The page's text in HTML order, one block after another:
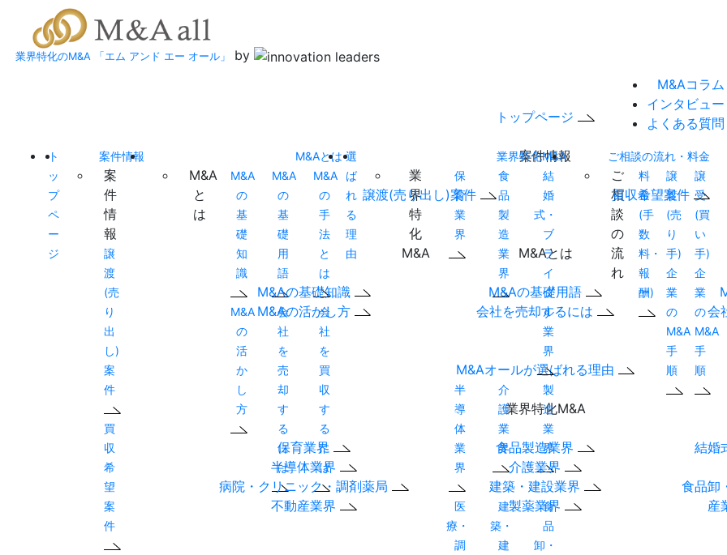
業界特化のM&A 「エム アンド エー オール」
by
M&Aコラム
インタビュー
よくある質問
ト
ッ
プ
ペ
ー
ジ
案件情報
案
件
情
報
譲
渡
(売
り
出
し)
案
件
買
収
希
望
案
件
M&Aとは
M&A
と
は
M&A
の
基
礎
知
識
M&A
の
基
礎
用
語
M&A
の
手
法
と
は
M&A
の
活
か
し
方
会
社
を
売
却
す
る
に
は
会
社
を
買
収
す
る
に
は
選
ば
れ
る
理
由
業界特化M&A
業
界
特
化
M&A
保
育
業
界
食
品
製
造
業
界
結
婚
式・
ブ
ラ
イ
ダ
ル
業
界
半
導
体
業
界
介
護
業
界
製
造
業
界
医
療・
調
建
築・
建
食
品
卸・
ご相談の流れ・料金
ご
相
談
の
流
れ
料
金
(手
数
料・
報
酬)
譲
渡
(売
り
手)
企
業
の
M&A
手
順
譲
受
(買
い
手)
企
業
の
M&A
手
順
トップページ
案件情報
譲渡(売り出し)案件 買収希望案件
M&Aとは
M&Aの基礎知識 M&Aの基礎用語
M&Aの活かし方
会社を売却するには 会
M&Aオールが選ばれる理由
業界特化M&A
保育業界 食品製造業界
結婚
半導体業界
介護業界
病院・クリニック・調剤薬局
建築・建設業界
食品卸
不動産業界
製薬業界 産